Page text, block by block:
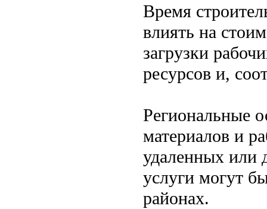
Время
влиять на
загрузки
ресурсов и,
Региональные
материалов и
удаленных или
услуги могут
районах.